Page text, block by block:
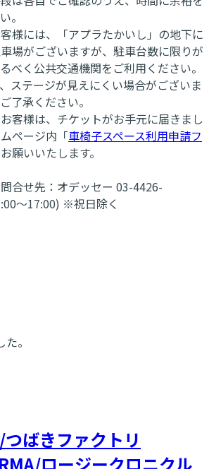
。
様には、「アプラたかいし」の地下に
場がございますが、駐車台数に限りが
べく公共交通機関をご利用ください。
ステージが見えにくい場合がございま
了承ください。
客様は、チケットがお手元に届きまし
ページ内「車椅子スペース利用申請フ
願いいたします。
合せ先：オデッセー 03-4426-
～17:00) ※祝日除く
。
ばきファクトリ
ロージークロニクル